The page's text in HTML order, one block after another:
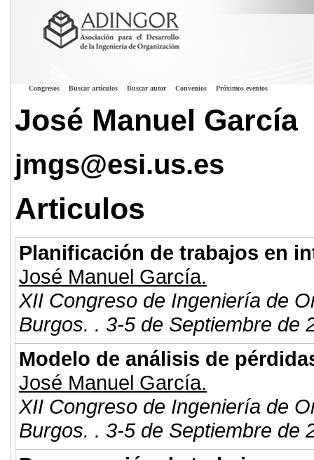
Congresos Buscar artículos Buscar autor Convenios Próximos eventos
José Manuel García
jmgs@esi.us.es
Articulos
Planificación de trabajos en
José Manuel García.
XII Congreso de Ingeniería de
Burgos. . 3-5 de Septiembre de
Modelo de análisis de
José Manuel García.
XII Congreso de Ingeniería de
Burgos. . 3-5 de Septiembre de